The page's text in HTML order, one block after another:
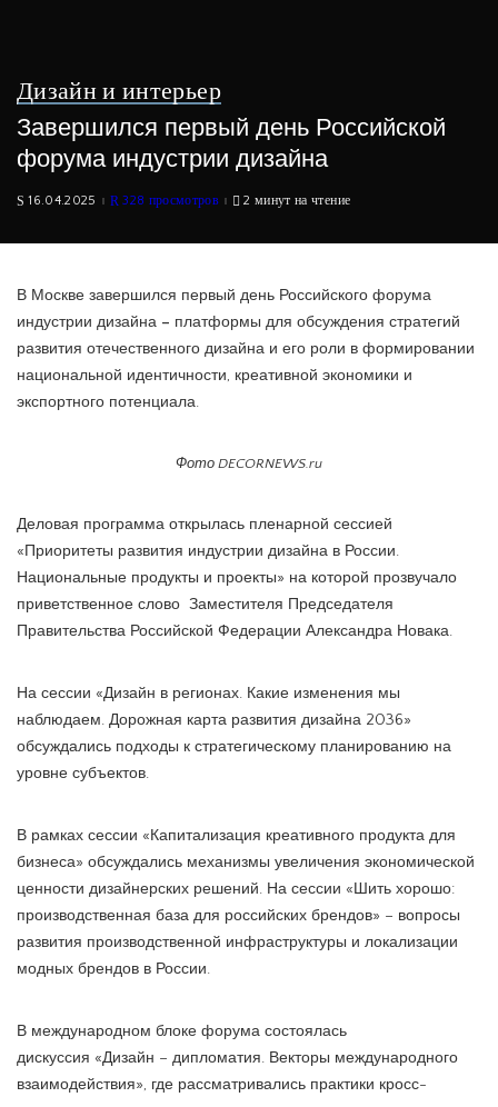
Дизайн и интерьер
Завершился первый день Российской
форума индустрии дизайна
16.04.2025 328 просмотров 2 минут на чтение
В Москве завершился первый день Российского форума
индустрии дизайна – платформы для обсуждения стратегий
развития отечественного дизайна и его роли в формировании
национальной идентичности, креативной экономики и
экспортного потенциала.
Фото DECORNEWS.ru
Деловая программа открылась пленарной сессией
«Приоритеты развития индустрии дизайна в России.
Национальные продукты и проекты» на которой прозвучало
приветственное слово Заместителя Председателя
Правительства Российской Федерации Александра Новака.
На сессии «Дизайн в регионах. Какие изменения мы
наблюдаем. Дорожная карта развития дизайна 2036»
обсуждались подходы к стратегическому планированию на
уровне субъектов.
В рамках сессии «Капитализация креативного продукта для
бизнеса» обсуждались механизмы увеличения экономической
ценности дизайнерских решений. На сессии «Шить хорошо:
производственная база для российских брендов» – вопросы
развития производственной инфраструктуры и локализации
модных брендов в России.
В международном блоке форума состоялась
дискуссия «Дизайн – дипломатия. Векторы международного
взаимодействия», где рассматривались практики кросс-